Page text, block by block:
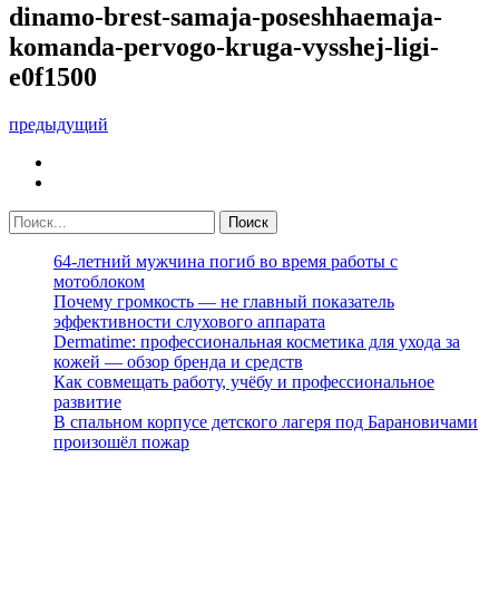
dinamo-brest-samaja-poseshhaemaja-
komanda-pervogo-kruga-vysshej-ligi-
e0f1500
предыдущий
64-летний мужчина погиб во время работы с
мотоблоком
Почему громкость — не главный показатель
эффективности слухового аппарата
Dermatime: профессиональная косметика для ухода за
кожей — обзор бренда и средств
Как совмещать работу, учёбу и профессиональное
развитие
В спальном корпусе детского лагеря под Барановичами
произошёл пожар